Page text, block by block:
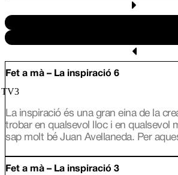
d’inspiració de tres nous artesans i
s’inspira Lily Brick, una artista
del món; Ramón Monegal, un
l’olor és comunicació i l’Àlex Añó, que
Fet a mà – La inspiració 6
TV3
La inspiració és una gran eina de la
trobar en qualsevol lloc i en qualsevol
sap molt bé Juan Avellaneda. Per
viatja arreu de Catalunya per conèixer
s’inspira Lily Brick, una artista d’alçada
Fet a mà – La inspiració 3